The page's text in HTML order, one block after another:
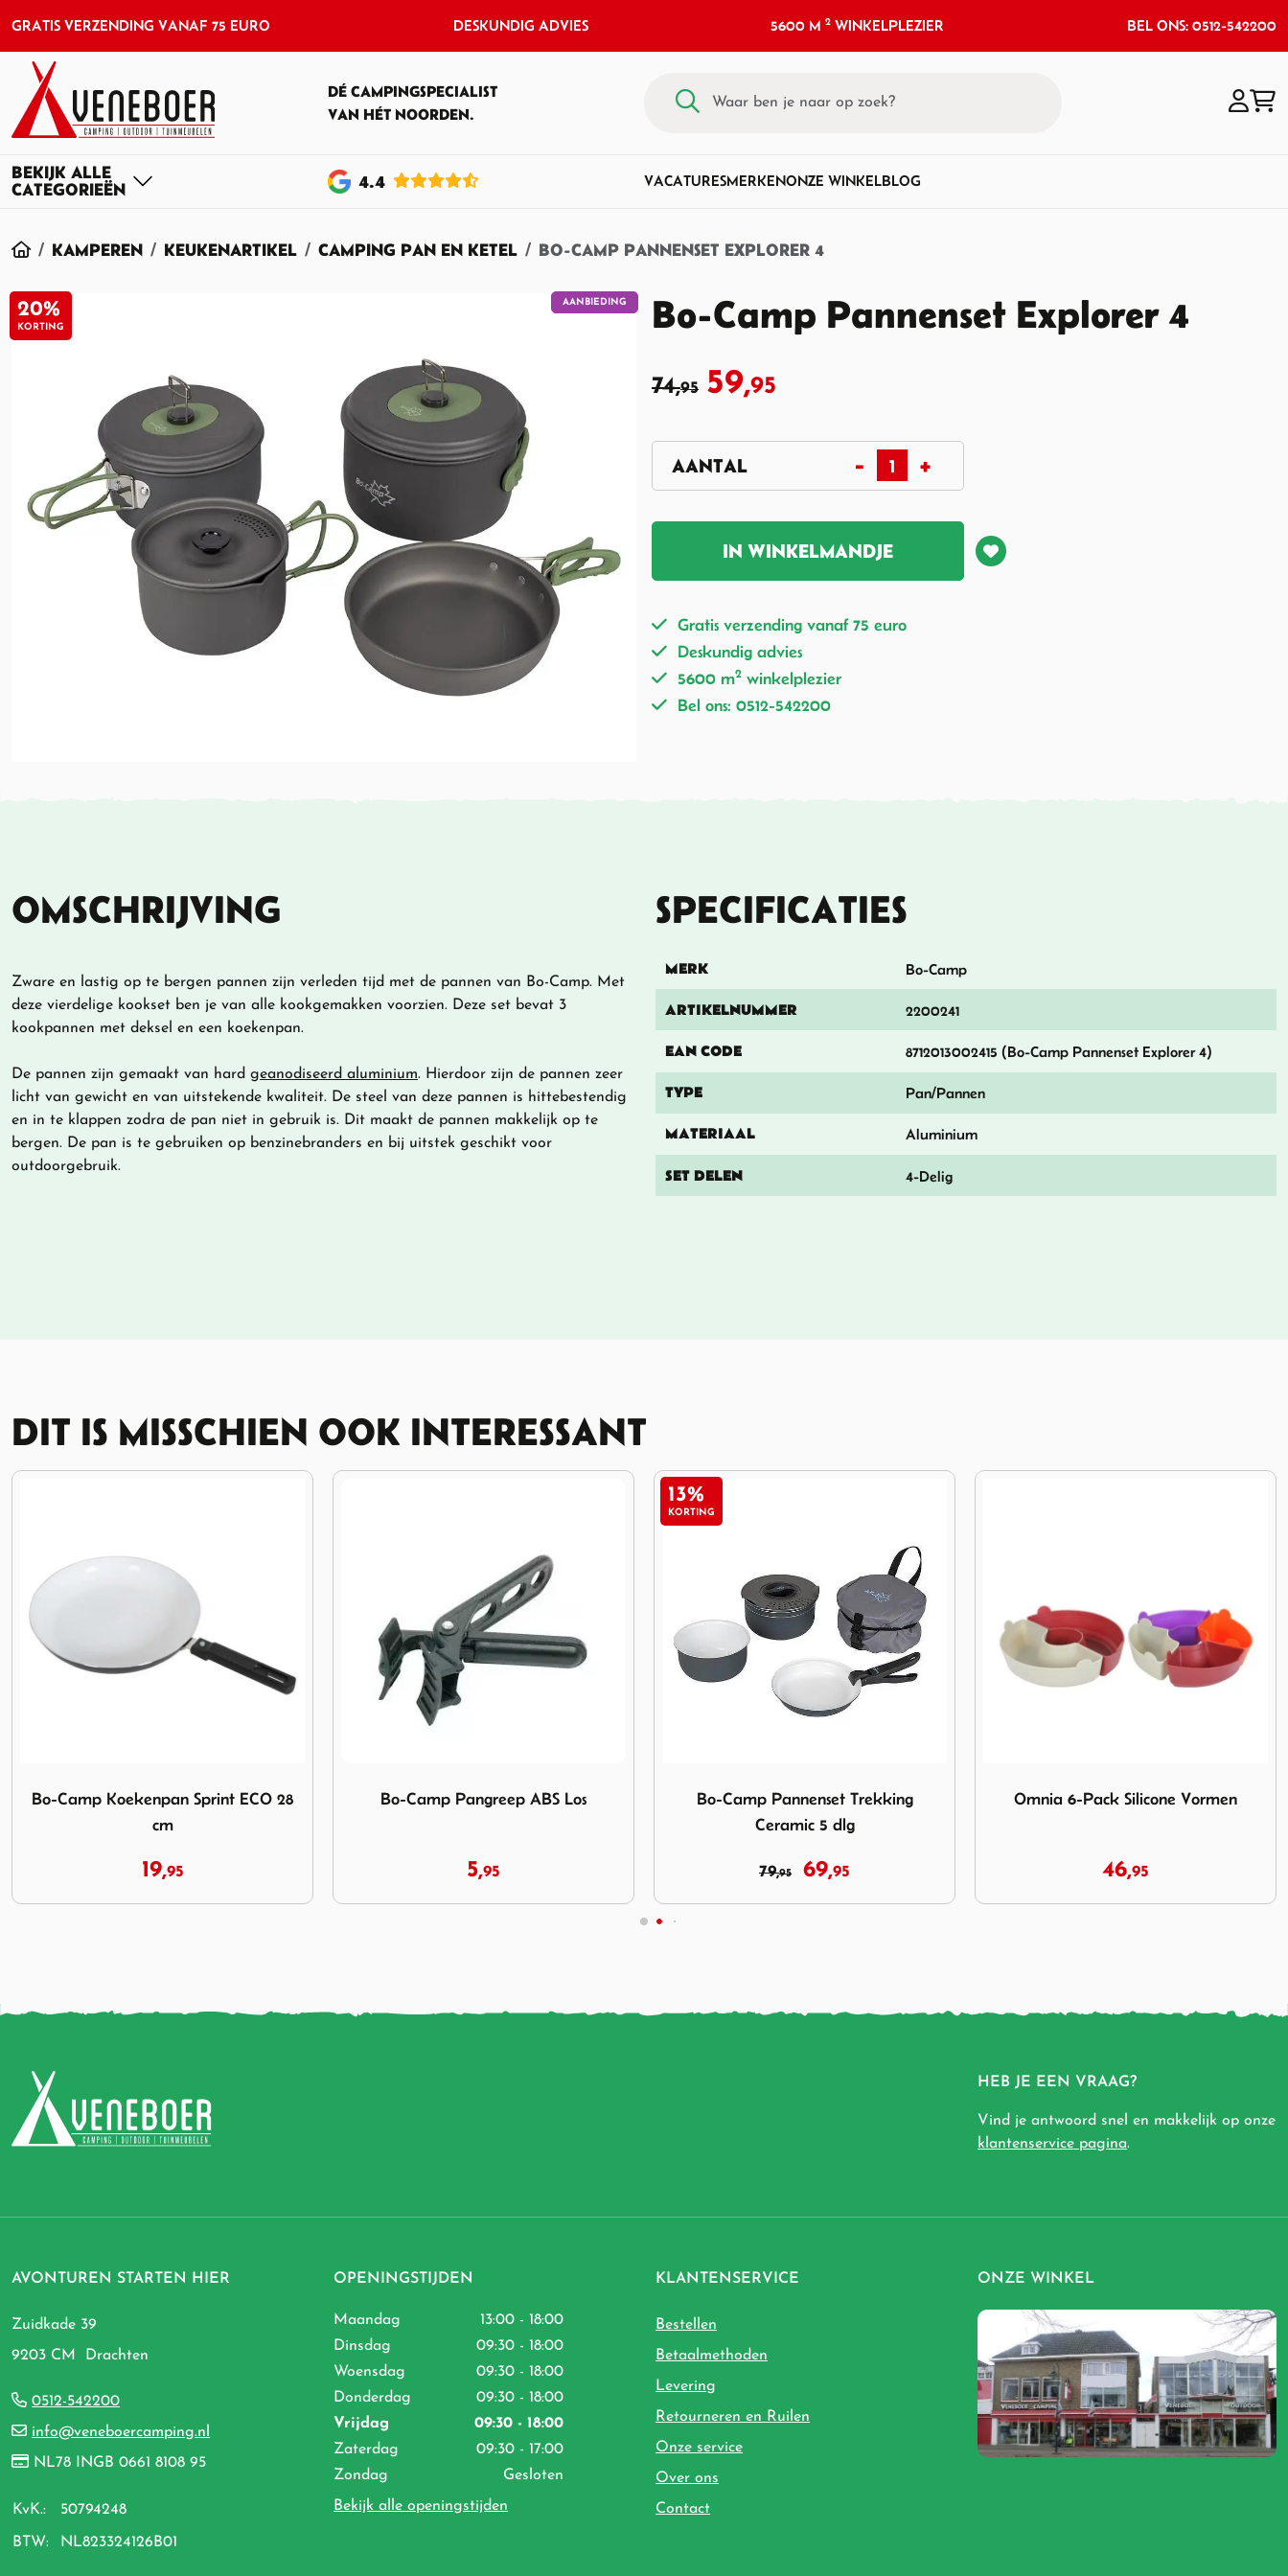
GRATIS VERZENDING VANAF 75 EURO DESKUNDIG ADVIES 5600 M2 WINKELPLEZIER BEL ONS: 0512-542200
DÉ CAMPINGSPECIALIST
VAN HÉT NOORDEN.
4.4 VACATURESMERKENONZE WINKELBLOG
HOMEKAMPEREN KEUKENARTIKEL CAMPING PAN EN KETEL BO-CAMP PANNENSET EXPLORER 4
AANBIEDING
20%
KORTING Bo-Camp Pannenset Explorer 4
74,95 59,95
IN WINKELMANDJE
Gratis verzending vanaf 75 euro
Deskundig advies
5600 m2 winkelplezier
Bel ons: 0512-542200
OMSCHRIJVING
Zware en lastig op te bergen pannen zijn verleden tijd met de pannen van Bo-Camp. Met
deze vierdelige kookset ben je van alle kookgemakken voorzien. Deze set bevat 3
kookpannen met deksel en een koekenpan.
De pannen zijn gemaakt van hard geanodiseerd aluminium. Hierdoor zijn de pannen zeer
licht van gewicht en van uitstekende kwaliteit. De steel van deze pannen is hittebestendig
en in te klappen zodra de pan niet in gebruik is. Dit maakt de pannen makkelijk op te
bergen. De pan is te gebruiken op benzinebranders en bij uitstek geschikt voor
outdoorgebruik.
SPECIFICATIES
MERK Bo-Camp
ARTIKELNUMMER 2200241
EAN CODE 8712013002415 (Bo-Camp Pannenset Explorer 4)
TYPE Pan/Pannen
MATERIAAL Aluminium
SET DELEN 4-Delig
DIT IS MISSCHIEN OOK INTERESSANT
Bo-Camp Pangreep ABS Los
5,95
Bo-Camp Pannenset Trekking
95 69,
Omnia 6-Pack Silicone Vormen
46,95
Omnia Siliconen Bakvorm Anthracite
23,95
HEB JE EEN VRAAG?
Vind je antwoord snel en makkelijk op onze
klantenservice pagina.
AVONTUREN STARTEN HIER
Zuidkade 39
9203 CM Drachten
0512-542200
info@veneboercamping.nl
NL78 INGB 0661 8108 95
KvK.: 50794248
BTW: NL823324126B01
OPENINGSTIJDEN
Maandag
13:00 - 18:00
Dinsdag
09:30 - 18:00
Woensdag
09:30 - 18:00
Donderdag
09:30 - 18:00
Vrijdag
09:30 - 18:00
Zaterdag
09:30 - 17:00
Zondag
Gesloten
Bekijk alle openingstijden
KLANTENSERVICE
Bestellen
Betaalmethoden
Levering
Retourneren en Ruilen
Onze service
Over ons
Contact
ONZE WINKEL